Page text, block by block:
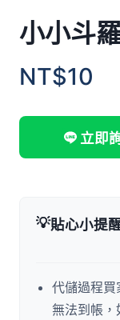
小小斗
NT$10
立即
💡貼心小提
代儲過程買
無法到帳